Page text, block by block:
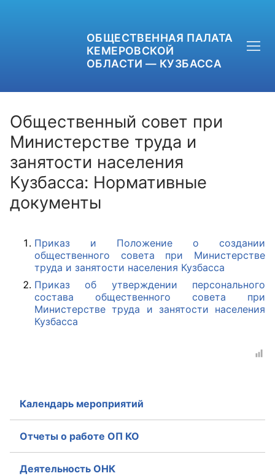
ОБЩЕСТВЕННАЯ ПАЛАТА
КЕМЕРОВСКОЙ
ОБЛАСТИ — КУЗБАССА
+7 (3842) 58-82-40
OPKO42@BK.RU
Главная
Общественные советы
Общественные советы по проведению
оказания услуг
О Палате
Общественный совет при
Министерстве труда и
занятости населения
Кузбасса: Нормативные
документы
Приказ и Положение о создании
общественного совета при Министерстве
труда и занятости населения Кузбасса
Приказ об утверждении персонального
состава общественного совета при
Министерстве труда и занятости населения
Кузбасса
Календарь мероприятий
Отчеты о работе ОП КО
Деятельность ОНК